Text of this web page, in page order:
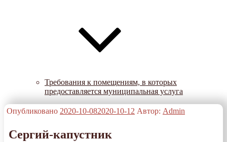
Требования к помещениям, в которых
предоставляется муниципальная услуга
Опубликовано 2020-10-082020-10-12 Автор: Admin
Сергий-капустник